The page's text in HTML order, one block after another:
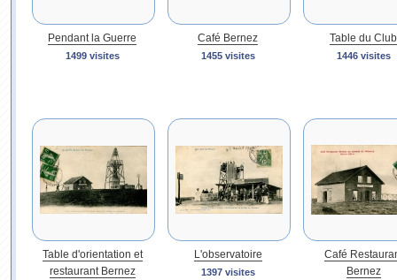
Pendant la Guerre
1499 visites
Café Bernez
1455 visites
Table du Club
1446 visites
Table d'orientation et
restaurant Bernez
L'observatoire
1397 visites
Café
Bernez